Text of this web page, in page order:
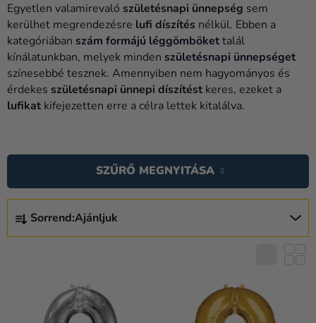
Esküvő
Party
Dekoráció
és
kiegészítők
Sütés
Újdonság
Ünnepek
Kreatív
Egyetlen valamirevaló születésnapi ünnepség sem
kerülhet megrendezésre lufi díszítés nélkül. Ebben a
kategóriában szám formájú léggömbökettalál
kínálatunkban, melyek minden születésnapi ünnepséget
színesebbé tesznek. Amennyiben nem hagyományos és
érdekes születésnapi ünnepi díszítést keres, ezeket a
lufikat kifejezetten erre a célra lettek kitalálva.
E
R
Sorrend:Ajánljuk
SZŰRŐ MEGNYITÁSA
E
R
M
É
K